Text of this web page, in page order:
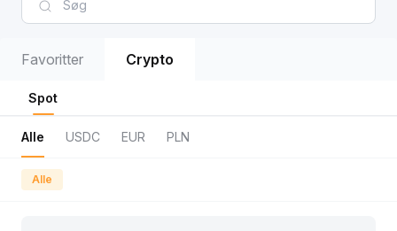
Favoritter Crypto
Spot
Alle USDC EUR PLN
Alle